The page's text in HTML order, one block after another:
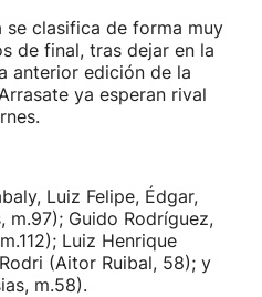
se clasifica de forma muy
de final, tras dejar en la
anterior edición de la
ya esperan rival
Luiz Felipe, Édgar,
m.97); Guido Rodríguez,
Luiz Henrique
(Aitor Ruibal, 58); y
m.58).